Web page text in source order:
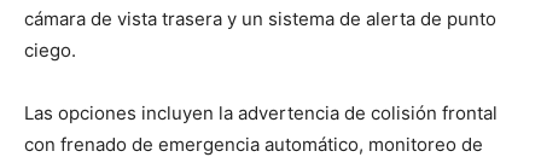
cámara de vista trasera y un sistema de alerta de punto
ciego.
Las opciones incluyen la advertencia de colisión frontal
con frenado de emergencia automático, monitoreo de